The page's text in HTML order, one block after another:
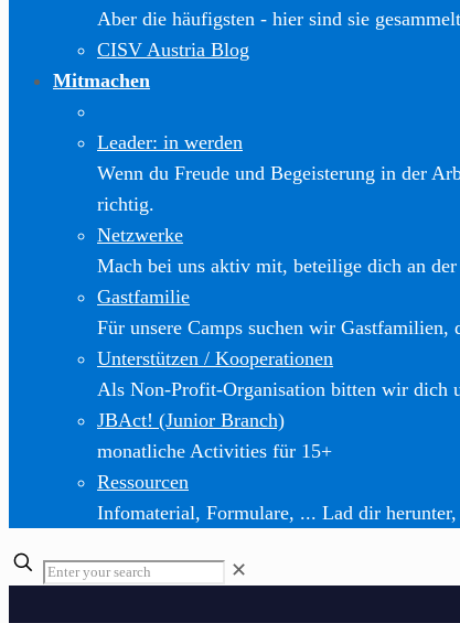
Aber die häufigsten - hier sind sie
CISV Austria Blog
Mitmachen
Leader: in werden
Wenn du Freude und Begeisterung in der
richtig.
Netzwerke
Mach bei uns aktiv mit, beteilige dich an
Gastfamilie
Für unsere Camps suchen wir
Unterstützen / Kooperationen
Als Non-Profit-Organisation bitten wir dich
JBAct! (Junior Branch)
monatliche Activities für 15+
Ressourcen
Infomaterial, Formulare, ... Lad dir herunter,
✕